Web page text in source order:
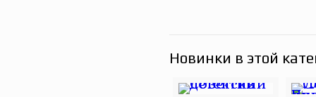
Новинки в этой